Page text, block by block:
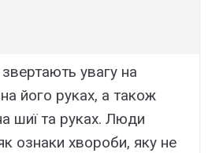
увагу на
на його руках, а також
шиї та руках. Люди
ознаки хвороби, яку не